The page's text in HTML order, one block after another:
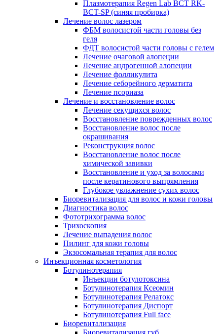
Плазмотерапия Regen Lab BCT RK-
BCT-SP (синяя пробирка)
Лечение волос лазером
ФБМ волосистой части головы без
геля
ФДТ волосистой части головы с гелем
Лечение очаговой алопеции
Лечение андрогенной алопеции
Лечение фолликулита
Лечение себорейного дерматита
Лечение псориаза
Лечение и восстановление волос
Лечение секущихся волос
Восстановление поврежденных волос
Восстановление волос после
окрашивания
Реконструкция волос
Восстановление волос после
химической завивки
Восстановление и уход за волосами
после кератинового выпрямления
Глубокое увлажнение сухих волос
Биоревитализация для волос и кожи головы
Диагностика волос
Фототрихограмма волос
Трихоскопия
Лечение выпадения волос
Пилинг для кожи головы
Экзосомальная терапия для волос
Инъекционная косметология
Ботулинотерапия
Инъекции ботулотоксина
Ботулинотерапия Ксеомин
Ботулинотерапия Релатокс
Ботулинотерапия Диспорт
Ботулинотерапия Full face
Биоревитализация
Биоревитализация губ